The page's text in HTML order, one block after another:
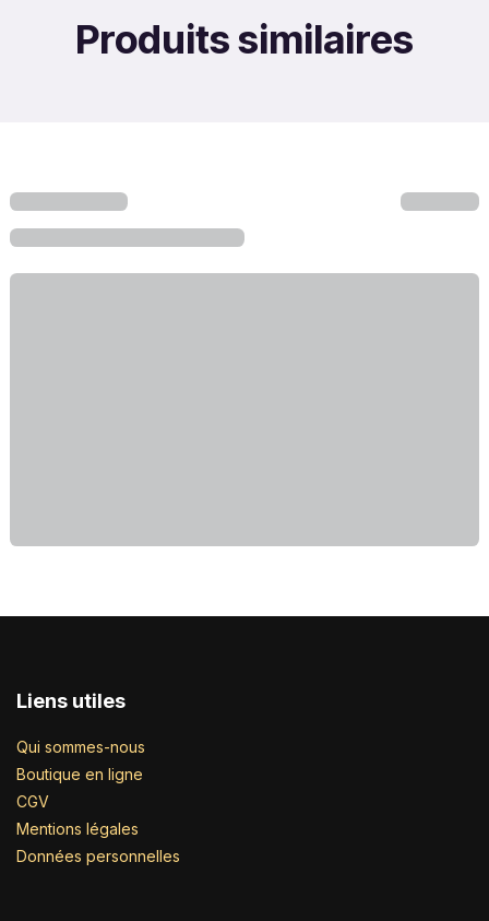
Produits similaires
Liens utiles
Qui sommes-nous
Boutique en ligne
CGV
Mentions légales
Données personnelles